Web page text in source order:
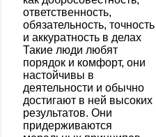
ответственность,
обязательность, точность
и аккуратность в делах
Такие люди любят
порядок и комфорт, они
настойчивы в
деятельности и обычно
достигают в ней высоких
результатов. Они
придерживаются